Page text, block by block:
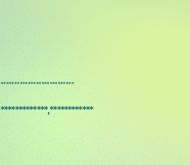
***************************
*************,************